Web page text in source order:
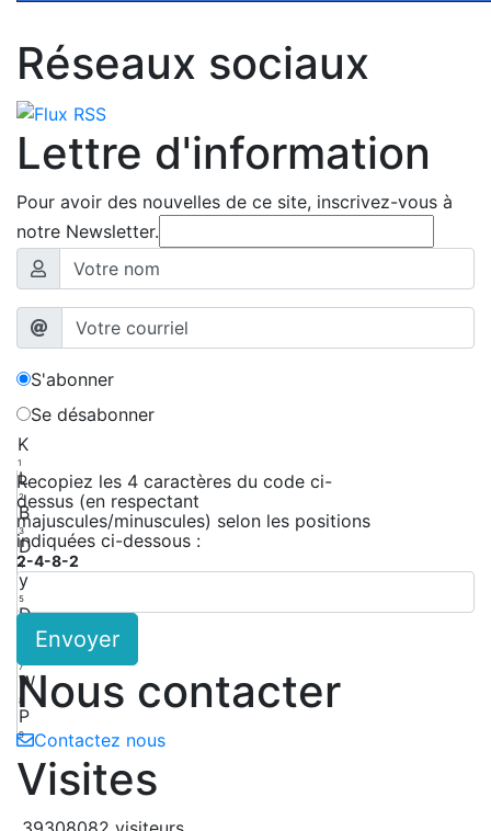
Réseaux sociaux
Lettre d'information
Pour avoir des nouvelles de ce site, inscrivez-vous à
notre Newsletter.
S'abonner
Se désabonner
K
1
L
2
B
3
D
4
y
5
D
7
W
8
P
9
Recopiez les 4 caractères du code ci-
dessus (en respectant
majuscules/minuscules) selon les positions
indiquées ci-dessous :
2-4-8-2
Envoyer
Nous contacter
Contactez nous
Visites